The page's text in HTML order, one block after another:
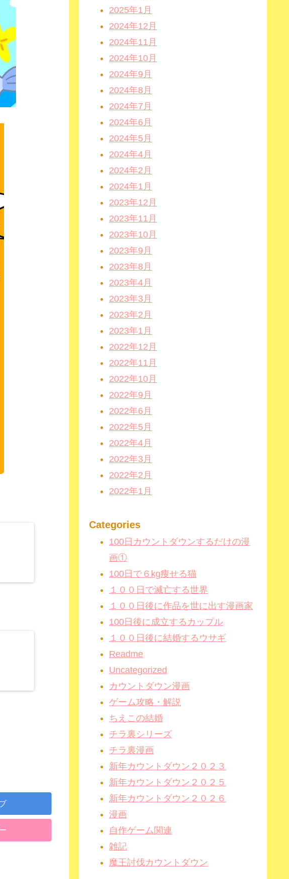
2025年1月
2024年12月
2024年11月
2024年10月
2024年9月
2024年8月
2024年7月
2024年6月
2024年5月
2024年4月
2024年2月
2024年1月
2023年12月
2023年11月
2023年10月
2023年9月
2023年8月
2023年4月
2023年3月
2023年2月
2023年1月
2022年12月
2022年11月
2022年10月
2022年9月
2022年6月
2022年5月
2022年4月
2022年3月
2022年2月
2022年1月
Categories
100日カウントダウンするだけの漫
画①
100日で６kg痩せる猫
１００日で滅亡する世界
１００日後に作品を世に出す漫画家
100日後に成立するカップル
１００日後に結婚するウサギ
Readme
Uncategorized
カウントダウン漫画
ゲーム攻略・解説
ちえこの結婚
チラ裏シリーズ
チラ裏漫画
新年カウントダウン２０２３
新年カウントダウン２０２５
新年カウントダウン２０２６
漫画
自作ゲーム関連
雑記
魔王討伐カウントダウン